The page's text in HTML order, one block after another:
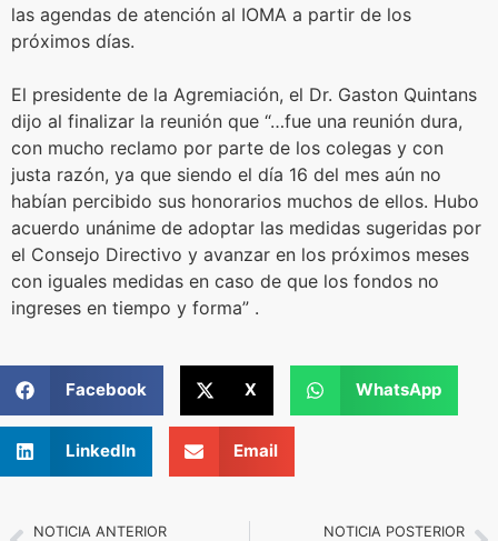
las agendas de atención al IOMA a partir de los
próximos días.
El presidente de la Agremiación, el Dr. Gaston Quintans
dijo al finalizar la reunión que “…fue una reunión dura,
con mucho reclamo por parte de los colegas y con
justa razón, ya que siendo el día 16 del mes aún no
habían percibido sus honorarios muchos de ellos. Hubo
acuerdo unánime de adoptar las medidas sugeridas por
el Consejo Directivo y avanzar en los próximos meses
con iguales medidas en caso de que los fondos no
ingreses en tiempo y forma” .
Facebook X WhatsApp
LinkedIn Email
NOTICIA ANTERIOR NOTICIA POSTERIOR